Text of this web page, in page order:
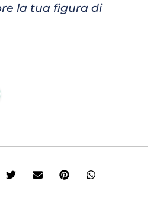
la tua figura di